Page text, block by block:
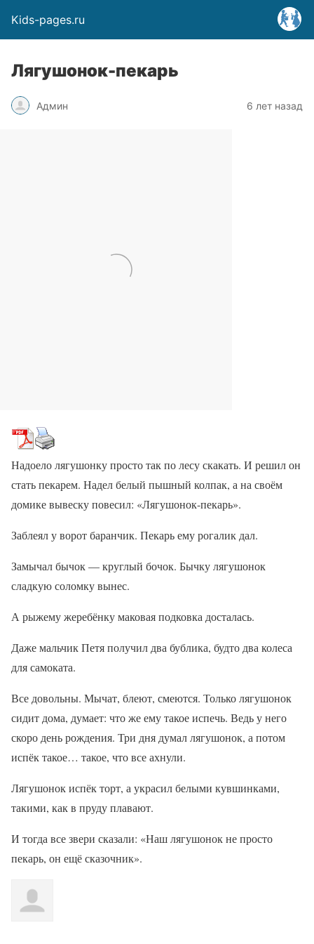
Kids-pages.ru
Лягушонок-пекарь
Админ 6 лет назад
Надоело лягушонку просто так по лесу скакать. И решил он
стать пекарем. Надел белый пышный колпак, а на своём
домике вывеску повесил: «Лягушонок-пекарь».
Заблеял у ворот баранчик. Пекарь ему рогалик дал.
Замычал бычок — круглый бочок. Бычку лягушонок
сладкую соломку вынес.
А рыжему жеребёнку маковая подковка досталась.
Даже мальчик Петя получил два бублика, будто два колеса
для самоката.
Все довольны. Мычат, блеют, смеются. Только лягушонок
сидит дома, думает: что же ему такое испечь. Ведь у него
скоро день рождения. Три дня думал лягушонок, а потом
испёк такое… такое, что все ахнули.
Лягушонок испёк торт, а украсил белыми кувшинками,
такими, как в пруду плавают.
И тогда все звери сказали: «Наш лягушонок не просто
пекарь, он ещё сказочник».